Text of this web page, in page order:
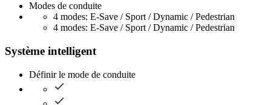
Modes de conduite
4 modes: E-Save / Sport / Dynamic / Pedestrian
4 modes: E-Save / Sport / Dynamic / Pedestrian
Système intelligent
Définir le mode de conduite